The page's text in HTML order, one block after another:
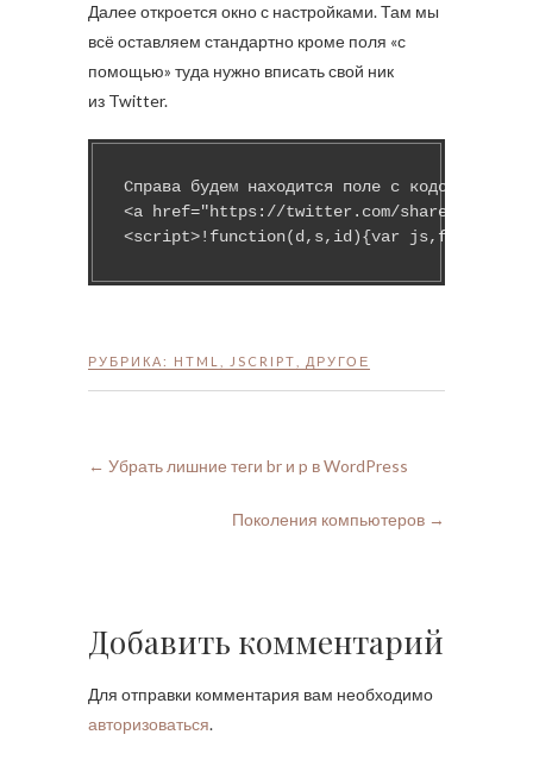
Далее откроется окно с настройками. Там мы
всё оставляем стандартно кроме поля «с
помощью» туда нужно вписать свой ник
из Twitter.
Справа будем находится поле с кодом
<a href="https://twitter.com/share"
<script>!function(d,s,id){var
РУБРИКА: HTML JSCRIPT ДРУГОЕ
← Убрать лишние теги br и p в WordPress
Поколения компьютеров →
Добавить комментарий
Для отправки комментария вам необходимо
авторизоваться.